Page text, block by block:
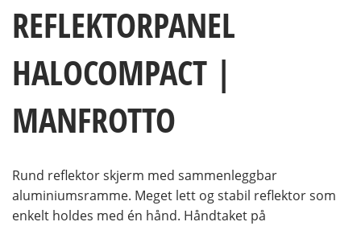
REFLEKTORPANEL
HALOCOMPACT |
MANFROTTO
Rund reflektor skjerm med sammenleggbar
aluminiumsramme. Meget lett og stabil reflektor som
enkelt holdes med én hånd. Håndtaket på